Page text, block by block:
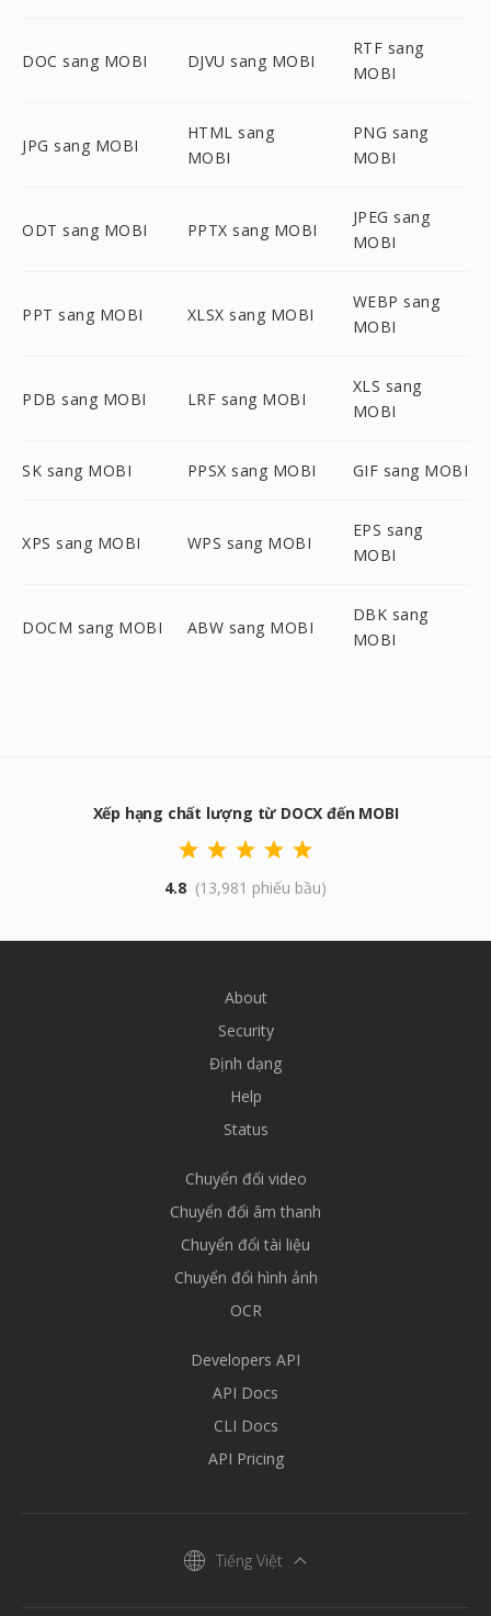
DOC sang MOBI DJVU sang MOBI
RTF sang
MOBI
JPG sang MOBI
HTML sang
MOBI
PNG sang
MOBI
ODT sang MOBI PPTX sang MOBI
JPEG sang
MOBI
PPT sang MOBI XLSX sang MOBI
WEBP sang
MOBI
PDB sang MOBI LRF sang MOBI
XLS sang
MOBI
SK sang MOBI PPSX sang MOBI GIF sang MOBI
XPS sang MOBI WPS sang MOBI
EPS sang
MOBI
DOCM sang MOBI ABW sang MOBI
DBK sang
MOBI
Xếp hạng chất lượng từ DOCX đến MOBI
4.8 (13,981 phiếu bầu)
About
Security
Định dạng
Help
Status
Chuyển đổi video
Chuyển đổi âm thanh
Chuyển đổi tài liệu
Chuyển đổi hình ảnh
OCR
Developers API
API Docs
CLI Docs
API Pricing
Tiếng Việt